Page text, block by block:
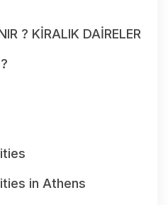
? KİRALIK DAİRELER
in Athens